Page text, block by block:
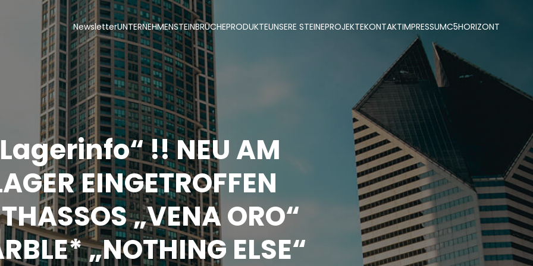
NewsletterUNTERNEHMENSTEINBRÜCHEPRODUKTEUNSERE STEINEPROJEKTEKONTAKTIMPRESSUMC5HORIZONT
!! NEU AM
EINGETROFFEN
„VENA ORO“
„NOTHING ELSE“